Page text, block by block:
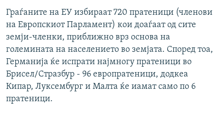
Граѓаните на ЕУ избираат 720 пратеници (членови
на Европскиот Парламент) кои доаѓаат од сите
земји-членки, приближно врз основа на
големината на населението во земјата. Според тоа,
Германија ќе испрати најмногу пратеници во
Брисел/Стразбур - 96 европратеници, додкеа
Кипар, Луксембург и Малта ќе иамат само по 6
пратеници.